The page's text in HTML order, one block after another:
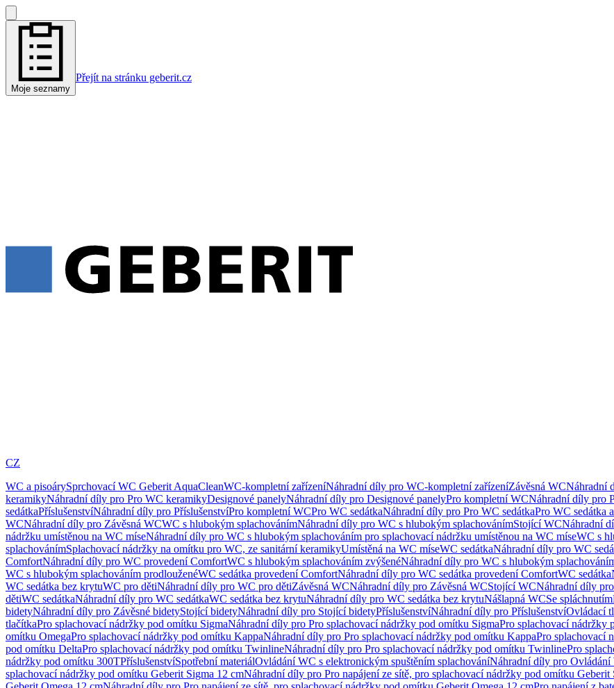
Moje seznamy
Přejít na stránku geberit.cz
CZ
WC a pisoárySprchovací WC Geberit AquaCleanWC-kompletní zařízeníNáhradní díly pro WC-kompletní zařízeníZávěsná WCNáhradní
keramikyNáhradní díly pro Pro WC keramikyDesignové panelyNáhradní díly pro Designové panelyPro kompletní WCNáhradní díly pro
sedátkaPříslušenstvíNáhradní díly pro PříslušenstvíPro kompletní WCPro WC sedátkaNáhradní díly pro Pro WC sedátkaPro WC sedátka
WCNáhradní díly pro Závěsná WCWC s hlubokým splachovánímNáhradní díly pro WC s hlubokým splachovánímStojící WCNáhradní
nádržku umístěnou na WC míseNáhradní díly pro WC s hlubokým splachováním pro splachovací nádržku umístěnou na WC míseWC s
splachovánímSplachovací nádržky na omítku pro WC, ze sanitární keramikyUmístěná na WC míseWC sedátkaNáhradní díly pro WC
ComfortNáhradní díly pro WC provedení ComfortWC s hlubokým splachováním zvýšenéNáhradní díly pro WC s hlubokým
WC s hlubokým splachováním prodlouženéWC sedátka provedení ComfortNáhradní díly pro WC sedátka provedení ComfortWC sedátka
WC sedátka bez krytuWC pro dětiNáhradní díly pro WC pro dětiZávěsná WCNáhradní díly pro Závěsná WCStojící WCNáhradní díly
dětiWC sedátkaNáhradní díly pro WC sedátkaWC sedátka bez krytuNáhradní díly pro WC sedátka bez krytuNášlapná WCSe spláchnutím
bidetyNáhradní díly pro Závěsné bidetyStojící bidetyNáhradní díly pro Stojící bidetyPříslušenstvíNáhradní díly pro PříslušenstvíOvládací
tlačítkaPro splachovací nádržky pod omítku SigmaNáhradní díly pro Pro splachovací nádržky pod omítku SigmaPro splachovací nádržky
omítku OmegaPro splachovací nádržky pod omítku KappaNáhradní díly pro Pro splachovací nádržky pod omítku KappaPro splachovací
pod omítku DeltaPro splachovací nádržky pod omítku TwinlineNáhradní díly pro Pro splachovací nádržky pod omítku TwinlinePro
nádržky pod omítku 300TPříslušenstvíSpotřební materiálOvládání WC s elektronickým spuštěním splachováníNáhradní díly pro Ovládání
splachovací nádržky pod omítku Geberit Sigma 12 cmNáhradní díly pro Pro napájení ze sítě, pro splachovací nádržky pod omítku Geberit